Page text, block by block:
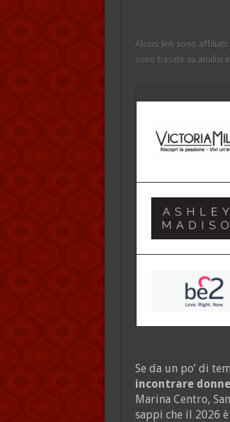
Alcuni link sono
sono basate su analisi
Se da un po’ di
incontrare
Marina Centro,
sappi che il 2026